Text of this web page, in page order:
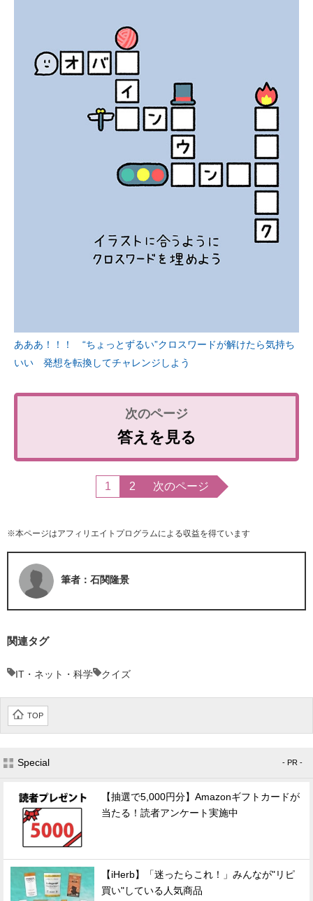
あああ！！！ “ちょっとずるい”クロスワードが解けたら気持ち
いい 発想を転換してチャレンジしよう
答えを見る
1 2 次のページ
※本ページはアフィリエイトプログラムによる収益を得ています
筆者：石関隆景
関連タグ
IT・ネット・科学 クイズ
TOP
Special - PR -
【抽選で5,000円分】Amazonギフトカードが
当たる！読者アンケート実施中
【iHerb】「迷ったらこれ！」みんなが"リピ
買い"している人気商品